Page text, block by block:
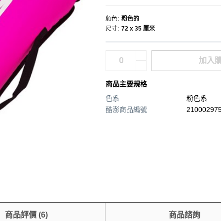
顏色: 粉色的
尺寸: 72 x 35 厘米
加入
商品主要規格
色系
粉色系
酷澎商品編號
商品評價(6) 商品諮詢